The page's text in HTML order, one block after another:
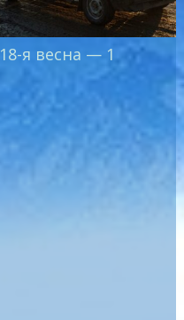
18-я весна — 1